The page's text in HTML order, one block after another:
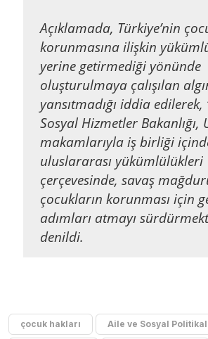
Açıklamada, Türkiye’nin
korunmasına ilişkin
yerine getirmediği yönünde
oluşturulmaya çalışılan
yansıtmadığı iddia edilerek,
Sosyal Hizmetler Bakanlığı,
makamlarıyla iş birliği
uluslararası yükümlülükleri
çerçevesinde, savaş
çocukların korunması için
adımları atmayı
denildi.
çocuk hakları Aile ve Sosyal